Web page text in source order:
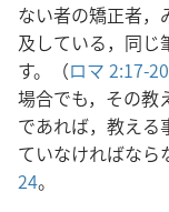
ない者の矯正者，
及している，同じ
す。（ロマ 2:17-20
場合でも，その教
であれば，教える
ていなければな
24。